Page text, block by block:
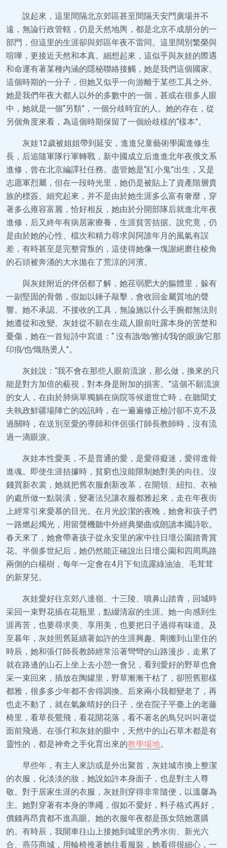
說起來，這里間隔北京郊區甚至間隔天安門廣場并不
遠，無論行政管轄，仍是天然地輿，都是北京不成朋分的一
部門，但這里的生涯卻與郊區年夜不雷同。這里闊別繁榮與
喧嘩，更接近天然和本真。細想起來，這似乎與灰娃的際遇
和命運有著某種內涵的隱秘聯絡接觸，她是我們這個國家、
這個時期的一分子，但她又似乎一向游離于某些工具之外。
她是我們年夜大都人以外的多數中的一個，甚或在很多人眼
中，她就是一個“另類”，一個分歧時宜的人。她的存在，從
另個角度來看，為這個時期保留了一個紛歧樣的“樣本”。
灰娃12歲被姐姐帶到延安，進進兒童藝術學園進修生
長，后追隨軍隊行軍轉戰，新中國成立后進進北年夜俄文系
進修，曾在北京編譯社任務。盡管她是“紅小鬼”出生，又是
志愿軍烈屬，但在一段時光里，她仍是被貼上了資產階層貴
族的標簽。細究起來，并不是由於她生涯多么富有奢靡，穿
著多么雍容富麗，恰好相反，她由於分開部隊后就進北年夜
進修，后又終年有病居家療養，生涯貧苦拮据。說究竟，仍
是由於她的心性、檔次和精力尋求與阿誰年月的風氣有誤
差，有時甚至是完整背叛的，這使得她像一塊謝絕磨往棱角
的石頭被奔涌的大水拋在了荒涼的河濱。
與灰娃附近的伴侶都了解，她荏弱肥大的軀體里，躲有
一副堅固的骨骼，假如以錘子敲擊，會收回金屬質地的聲
響。她不承認、不接收的工具，無論施以什么手腕都無法則
她遵從和改變。灰娃從不願在生疏人眼前吐露本身的苦楚和
憂傷，她在一首短詩中寫道：“ 沒有誰∕敢∕擦拭∕我∕的眼淚∕它那
印痕∕也∕熾熱燙人”。
灰娃說：“我不會在那些人眼前流淚，那么做，換來的只
能是對方加倍的藐視，對本身是附加的損害。”這個不願流淚
的女人，在由於肺病單獨躺在病院等候逝世亡時，在聽聞丈
夫執政鮮疆場陣亡的凶訊時，在一遍遍修正檢討卻不克不及
過關時，在送別至愛的導師和伴侶張仃師長教師時，沒有流
過一滴眼淚。
灰娃本性愛美，不是普通的愛，是愛得癡迷，愛得進骨
進魂。即使生涯拮據時，貧窮也沒能限制她對美的向往。沒
錢買新衣裳，她就把舊衣服創新改革，在開領、紐扣、衣袖
的處所做一點裝潢，變著法兒讓衣服都雅起來，走在年夜街
上經常引來愛慕的目光。在月光皎潔的夜晚，她會和孩子們
一路燃起燭光，用留聲機聽中外經典樂曲或朗讀本國詩歌。
春天來了，她會帶著孩子從永安里的家中往日壇公園踏青賞
花。半個多世紀后，她仍然能正確說出日壇公園和四周馬路
兩側的白楊樹，每年一定會在4月下旬流露綠油油、毛茸茸
的新芽兒。
灰娃愛好往京郊八達嶺、十三陵、噴鼻山踏青，回城時
采回一束野花插在花瓶里，點綴清寂的生涯。她一向感到生
涯再苦，也要尋求美、享用美，也要把日子過得有味道。及
至暮年，灰娃照舊延續著如許的生涯興趣。剛搬到山里住的
時辰，她和張仃師長教師經常沿著彎彎的山路漫步，走累了
就在路邊的山石上坐上去小憩一會兒，看到愛好的野草也會
采一束回來，插放在陶罐里，野草漸漸干枯了，卻照舊那樣
都雅，很多多少年都不舍得調換。后來兩小我都變老了，再
也走不動了，就在氣象晴好的日子，坐在院子平臺上的老藤
椅里，看草長鶯飛，看花開花落，看不著名的鳥兒叫叫著從
面前飛過。在張仃和灰娃的眼中，天然中的山石草木都是有
靈性的，都是神奇之手化育出來的教學場地。
早些年，有主人來訪或是外出聚首，灰娃城市換上整潔
的衣服，化淡淡的妝，她說如許本身面子，也是對主人尊
敬。對于居家生涯的衣服，灰娃則穿得非常隨便，以溫馨為
主。她對穿著有本身的準繩，假如不愛好，料子格式再好，
價錢再昂貴都不進高眼。她的衣服年夜都是孫女陪她選購
的。有時辰，我開車往山上接她到城里的秀水街、新光六
合、燕莎商城，用輪椅推著她往看服裝，她看得很細心，一